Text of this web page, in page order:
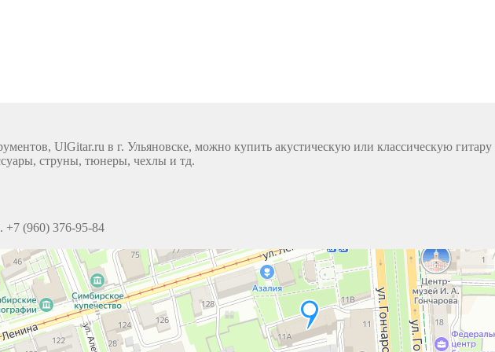
UlGitar.ru в г. Ульяновске, можно купить акустическую или классическую
струны, тюнеры, чехлы и тд.
+7 (960) 376-95-84